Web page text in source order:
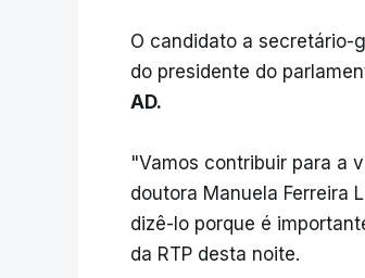
O candidato a secretário-
do presidente do
AD.
"Vamos contribuir para a
doutora Manuela Ferreira
dizê-lo porque é
da RTP desta noite.